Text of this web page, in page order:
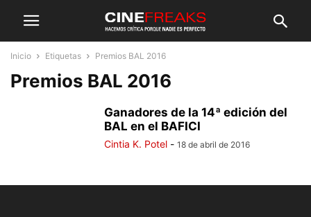
Inicio Etiquetas Premios BAL 2016
Premios BAL 2016
Ganadores de la 14ª edición del
BAL en el BAFICI
Cintia K. Potel - 18 de abril de 2016